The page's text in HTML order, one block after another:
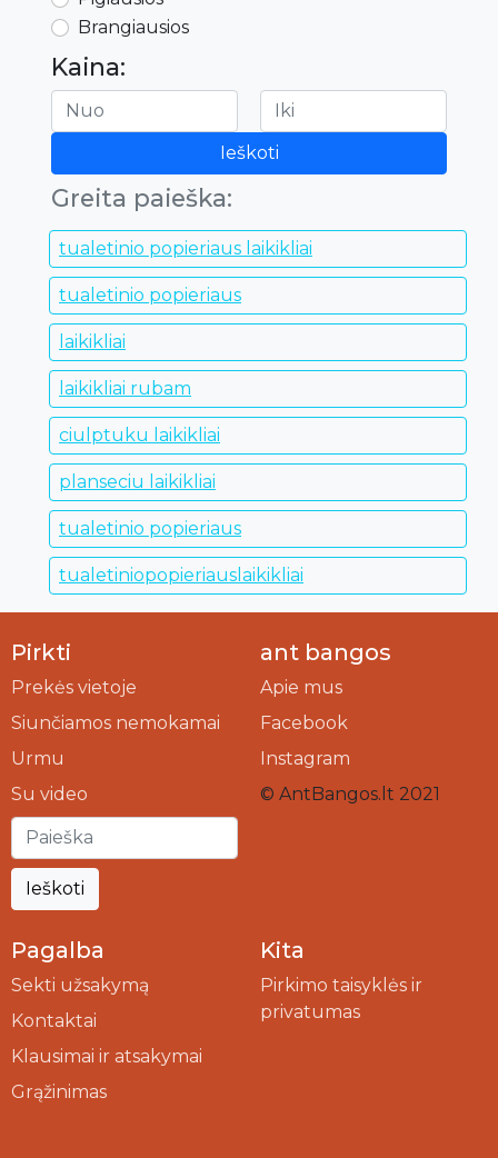
Brangiausios
Kaina:
Ieškoti
Greita paieška:
tualetinio popieriaus laikikliai
tualetinio popieriaus
laikikliai
laikikliai rubam
ciulptuku laikikliai
planseciu laikikliai
tualetinio popieriaus
tualetiniopopieriauslaikikliai
Pirkti
Prekės vietoje
Siunčiamos nemokamai
Urmu
Su video
Ieškoti
ant bangos
Apie mus
Facebook
Instagram
© AntBangos.lt 2021
Pagalba
Sekti užsakymą
Kontaktai
Klausimai ir atsakymai
Grąžinimas
Kita
Pirkimo taisyklės ir
privatumas